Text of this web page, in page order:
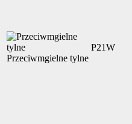
Przeciwmgielne tylne
P21W